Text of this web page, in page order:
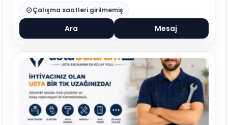
Çalışma saatleri girilmemiş
Ara Mesaj